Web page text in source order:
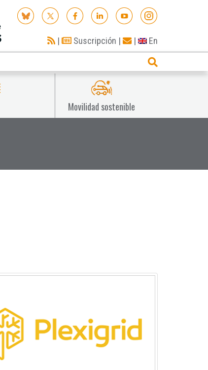
| Suscripción | | En
Movilidad sostenible